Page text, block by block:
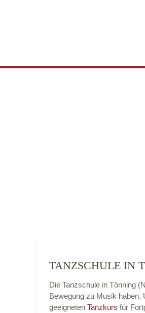
TANZSCHULE IN
Die Tanzschule in Tönning
Bewegung zu Musik haben.
geeigneten Tanzkurs für